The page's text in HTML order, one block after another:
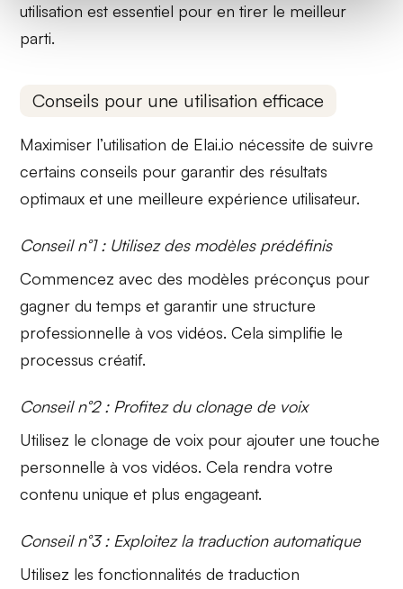
utilisation est essentiel pour en tirer le meilleur
parti.
Conseils pour une utilisation efficace
Maximiser l’utilisation de Elai.io nécessite de suivre
certains conseils pour garantir des résultats
optimaux et une meilleure expérience utilisateur.
Conseil n°1 : Utilisez des modèles prédéfinis
Commencez avec des modèles préconçus pour
gagner du temps et garantir une structure
professionnelle à vos vidéos. Cela simplifie le
processus créatif.
Conseil n°2 : Profitez du clonage de voix
Utilisez leclonage de voix pour ajouter une touche
personnelle à vos vidéos. Cela rendra votre
contenu unique et plus engageant.
Conseil n°3 : Exploitez la traduction automatique
Utilisez les fonctionnalités detraduction